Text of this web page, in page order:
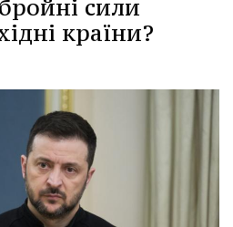
сили
країни?